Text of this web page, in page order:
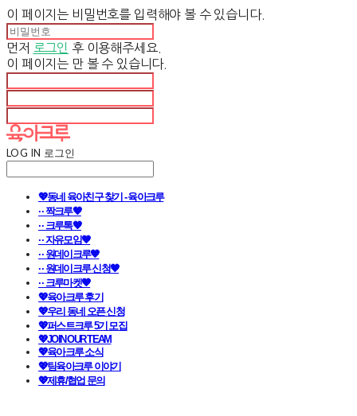
이 페이지는 비밀번호를 입력해야 볼 수 있습니다.
먼저 로그인 후 이용해주세요.
이 페이지는 만 볼 수 있습니다.
LOG IN 로그인
💖동네 육아친구 찾기 - 육아크루
· · 짝크루🧡
· · 크루톡🧡
· · 자유모임🧡
· · 원데이크루🧡
· · 원데이크루 신청🧡
· · 크루마켓🧡
💖육아크루 후기
💖우리 동네 오픈 신청
💖퍼스트크루 5기 모집
💖JOIN OUR TEAM
💖육아크루 소식
💖팀육아크루 이야기
💖제휴/협업 문의